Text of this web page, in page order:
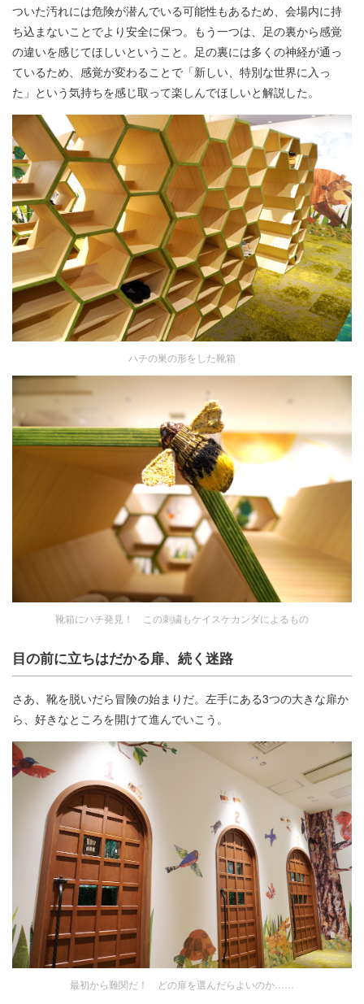
ついた汚れには危険が潜んでいる可能性もあるため、会場内に持
ち込まないことでより安全に保つ。もう一つは、足の裏から感覚
の違いを感じてほしいということ。足の裏には多くの神経が通っ
ているため、感覚が変わることで「新しい、特別な世界に入っ
た」という気持ちを感じ取って楽しんでほしいと解説した。
ハチの巣の形をした靴箱
靴箱にハチ発見！ この刺繍もケイスケカンダによるもの
目の前に立ちはだかる扉、続く迷路
さあ、靴を脱いだら冒険の始まりだ。左手にある3つの大きな扉か
ら、好きなところを開けて進んでいこう。
最初から難関だ！ どの扉を選んだらよいのか……